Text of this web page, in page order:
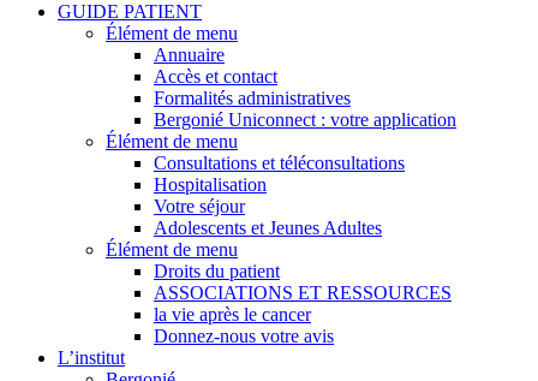
GUIDE PATIENT
Élément de menu
Annuaire
Accès et contact
Formalités administratives
Bergonié Uniconnect : votre application
Élément de menu
Consultations et téléconsultations
Hospitalisation
Votre séjour
Adolescents et Jeunes Adultes
Élément de menu
Droits du patient
ASSOCIATIONS ET RESSOURCES
la vie après le cancer
Donnez-nous votre avis
L’institut